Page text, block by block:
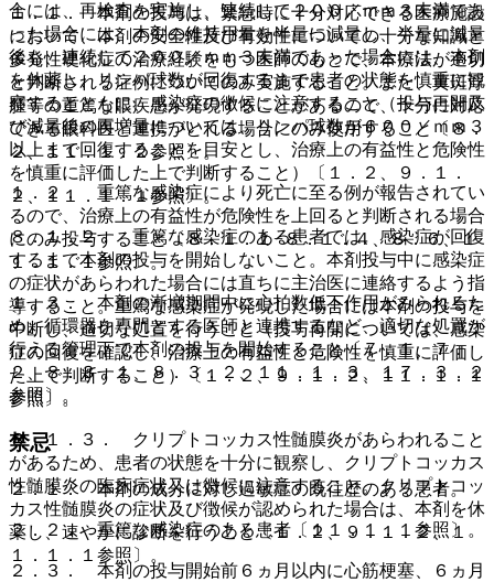
合には、再検査を実施し、連続して２００／ｍｍ３未満であ
った場合には、本剤の維持用量を半量に減量し、半量に減量
後も、連続して２００／ｍｍ３未満であった場合には、本剤
を休薬し、リンパ球数が回復するまで患者の状態を慎重に観
察するとともに、感染症の徴候に注意すること（投与再開及
び減量後の再増量については、リンパ球数が６００／ｍｍ３
以上まで回復することを目安とし、治療上の有益性と危険性
を慎重に評価した上で判断すること）〔１．２、９．１．
２、１１．１．１参照〕。
８．１．２． 重篤な感染症のある患者では、感染症が回復
するまで本剤の投与を開始しないこと。本剤投与中に感染症
の症状があらわれた場合には直ちに主治医に連絡するよう指
導すること。重篤な感染症が発現した場合には本剤の投与を
中断し、適切な処置を行うこと（投与再開については、感染
症の回復を確認し、治療上の有益性と危険性を慎重に評価し
た上で判断すること）〔１．２、９．１．２、１１．１．１
参照〕。
８．１．３． クリプトコッカス性髄膜炎があらわれること
があるため、患者の状態を十分に観察し、クリプトコッカス
性髄膜炎の臨床症状又は徴候に注意すること。クリプトコッ
カス性髄膜炎の症状及び徴候が認められた場合は、本剤を休
薬し、速やかに診断を行うこと〔１．２、９．１．２、１
１．１．１参照〕。
１．１． 本剤の投与は、緊急時に十分対応できる医療施設
において、本剤の安全性及び有効性についての十分な知識と
多発性硬化症の治療経験をもつ医師のもとで、本療法が適切
と判断される症例についてのみ実施すること。また、黄斑浮
腫等の重篤な眼疾患が発現することがあるので、十分に対応
できる眼科医と連携がとれる場合にのみ使用すること〔８．
２、１１．１．２参照〕。
１．２． 重篤な感染症により死亡に至る例が報告されてい
るので、治療上の有益性が危険性を上回ると判断される場合
にのみ投与すること〔８．１．１−８．１．４、８．６、１
１．１．１参照〕。
１．３． 本剤の漸増期間中に心拍数低下作用がみられるた
め、循環器を専門とする医師と連携するなど、適切な処置が
行える管理下で本剤の投与を開始すること〔７．１、７．
２、８．３．１、８．３．２、１１．１．３、１７．３．２
参照〕。
禁忌
２．１． 本剤の成分に対し過敏症の既往歴のある患者。
２．２． 重篤な感染症のある患者〔１１．１．１参照〕。
２．３． 本剤の投与開始前６ヵ月以内に心筋梗塞、６ヵ月